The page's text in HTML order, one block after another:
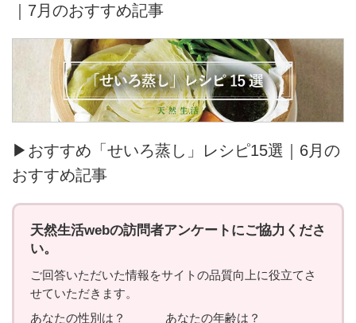
｜7月のおすすめ記事
▶おすすめ「せいろ蒸し」レシピ15選｜6月の
おすすめ記事